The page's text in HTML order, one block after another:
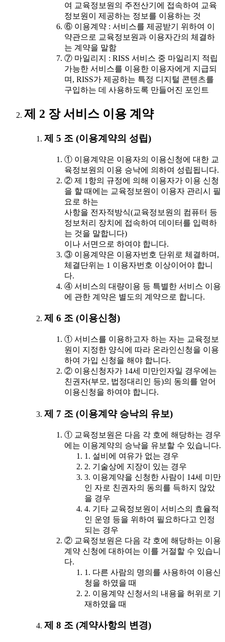
여 교육정보원의 주전산기에 접속하여 교육
정보원이 제공하는 정보를 이용하는 것
⑥ 이용계약 : 서비스를 제공받기 위하여 이
약관으로 교육정보원과 이용자간의 체결하
는 계약을 말함
⑦ 마일리지 : RISS 서비스 중 마일리지 적립
가능한 서비스를 이용한 이용자에게 지급되
며, RISS가 제공하는 특정 디지털 콘텐츠를
구입하는 데 사용하도록 만들어진 포인트
제 2 장 서비스 이용 계약
제 5 조 (이용계약의 성립)
① 이용계약은 이용자의 이용신청에 대한 교
육정보원의 이용 승낙에 의하여 성립됩니다.
② 제 1항의 규정에 의해 이용자가 이용 신청
을 할 때에는 교육정보원이 이용자 관리시 필
요로 하는
사항을 전자적방식(교육정보원의 컴퓨터 등
정보처리 장치에 접속하여 데이터를 입력하
는 것을 말합니다)
이나 서면으로 하여야 합니다.
③ 이용계약은 이용자번호 단위로 체결하며,
체결단위는 1 이용자번호 이상이어야 합니
다.
④ 서비스의 대량이용 등 특별한 서비스 이용
에 관한 계약은 별도의 계약으로 합니다.
제 6 조 (이용신청)
① 서비스를 이용하고자 하는 자는 교육정보
원이 지정한 양식에 따라 온라인신청을 이용
하여 가입 신청을 해야 합니다.
② 이용신청자가 14세 미만인자일 경우에는
친권자(부모, 법정대리인 등)의 동의를 얻어
이용신청을 하여야 합니다.
제 7 조 (이용계약 승낙의 유보)
① 교육정보원은 다음 각 호에 해당하는 경우
에는 이용계약의 승낙을 유보할 수 있습니다.
1. 설비에 여유가 없는 경우
2. 기술상에 지장이 있는 경우
3. 이용계약을 신청한 사람이 14세 미만
인 자로 친권자의 동의를 득하지 않았
을 경우
4. 기타 교육정보원이 서비스의 효율적
인 운영 등을 위하여 필요하다고 인정
되는 경우
② 교육정보원은 다음 각 호에 해당하는 이용
계약 신청에 대하여는 이를 거절할 수 있습니
다.
1. 다른 사람의 명의를 사용하여 이용신
청을 하였을 때
2. 이용계약 신청서의 내용을 허위로 기
재하였을 때
제 8 조 (계약사항의 변경)